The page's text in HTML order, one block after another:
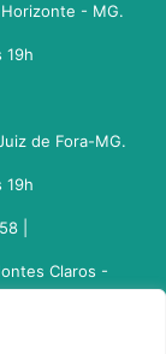
Horizonte - MG.
19h
de Fora-MG.
19h
|
Claros -